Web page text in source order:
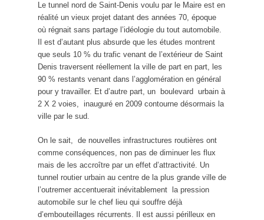
Le tunnel nord de Saint-Denis voulu par le Maire est en
réalité un vieux projet datant des années 70, époque
où régnait sans partage l’idéologie du tout automobile.
Il est d’autant plus absurde que les études montrent
que seuls 10 % du trafic venant de l’extérieur de Saint
Denis traversent réellement la ville de part en part, les
90 % restants venant dans l’agglomération en général
pour y travailler. Et d’autre part, un boulevard urbain à
2 X 2 voies, inauguré en 2009 contourne désormais la
ville par le sud.
On le sait, de nouvelles infrastructures routières ont
comme conséquences, non pas de diminuer les flux
mais de les accroître par un effet d’attractivité. Un
tunnel routier urbain au centre de la plus grande ville de
l’outremer accentuerait inévitablement la pression
automobile sur le chef lieu qui souffre déjà
d’embouteillages récurrents. Il est aussi périlleux en